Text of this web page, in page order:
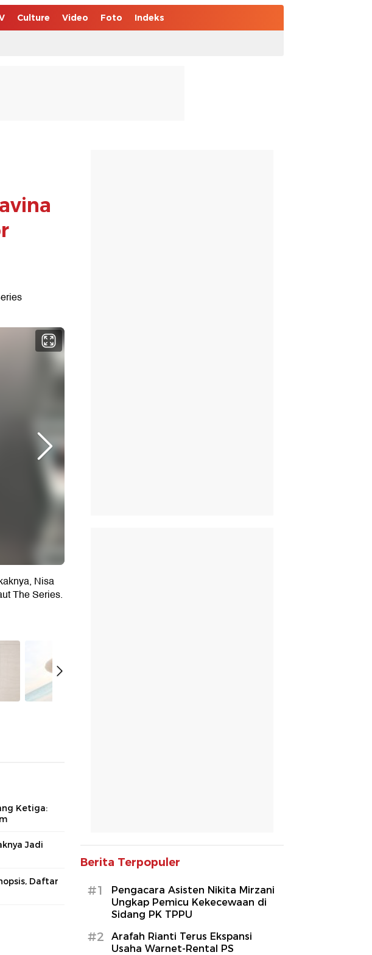
Culture Video Foto Indeks
Nisa
The Series.
Ketiga:
Jadi
Daftar
Berita Terpopuler
#1
Pengacara Asisten Nikita Mirzani
Ungkap Pemicu Kekecewaan di
Sidang PK TPPU
#2
Arafah Rianti Terus Ekspansi
Usaha Warnet-Rental PS